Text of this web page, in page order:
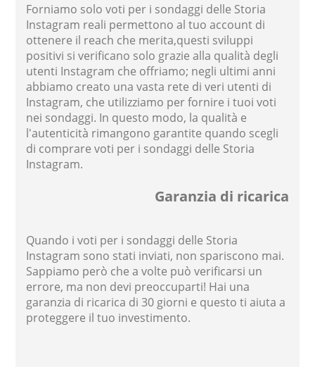
Forniamo solo voti per i sondaggi delle Storia
Instagram reali permettono al tuo account di
ottenere il reach che merita,questi sviluppi
positivi si verificano solo grazie alla qualità degli
utenti Instagram che offriamo; negli ultimi anni
abbiamo creato una vasta rete di veri utenti di
Instagram, che utilizziamo per fornire i tuoi voti
nei sondaggi. In questo modo, la qualità e
l'autenticità rimangono garantite quando scegli
di comprare voti per i sondaggi delle Storia
Instagram.
Garanzia di ricarica
Quando i voti per i sondaggi delle Storia
Instagram sono stati inviati, non spariscono mai.
Sappiamo però che a volte può verificarsi un
errore, ma non devi preoccuparti! Hai una
garanzia di ricarica di 30 giorni e questo ti aiuta a
proteggere il tuo investimento.